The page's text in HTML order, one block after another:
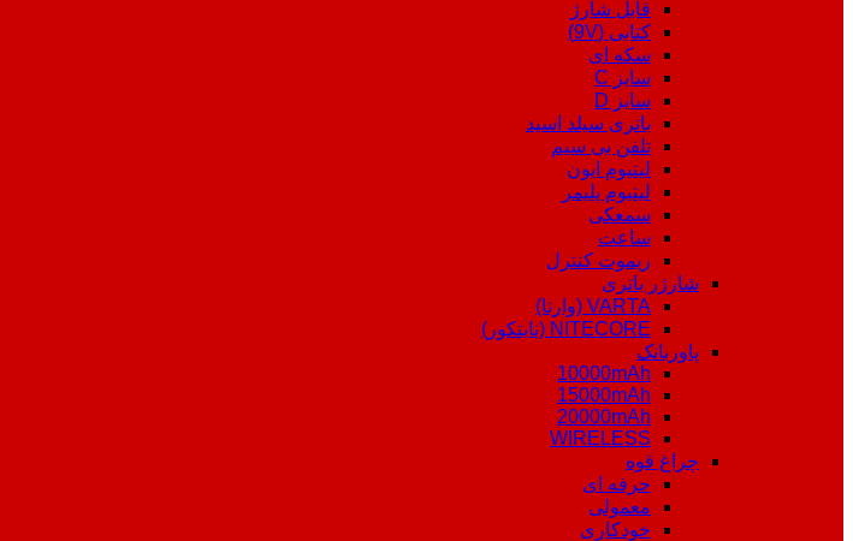
قابل شارژ
کتابی (9V)
سکه ای
سایز C
سایز D
باتری سیلد اسید
تلفن بی سیم
لیتیوم ایون
لیتیوم پلیمر
سمعکی
ساعت
ریموت کنترل
شارژر باتری
VARTA (وارتا)
NITECORE (نایتکور)
پاوربانک
10000mAh
15000mAh
20000mAh
WIRELESS
چراغ قوه
حرفه ای
معمولی
خودکاری